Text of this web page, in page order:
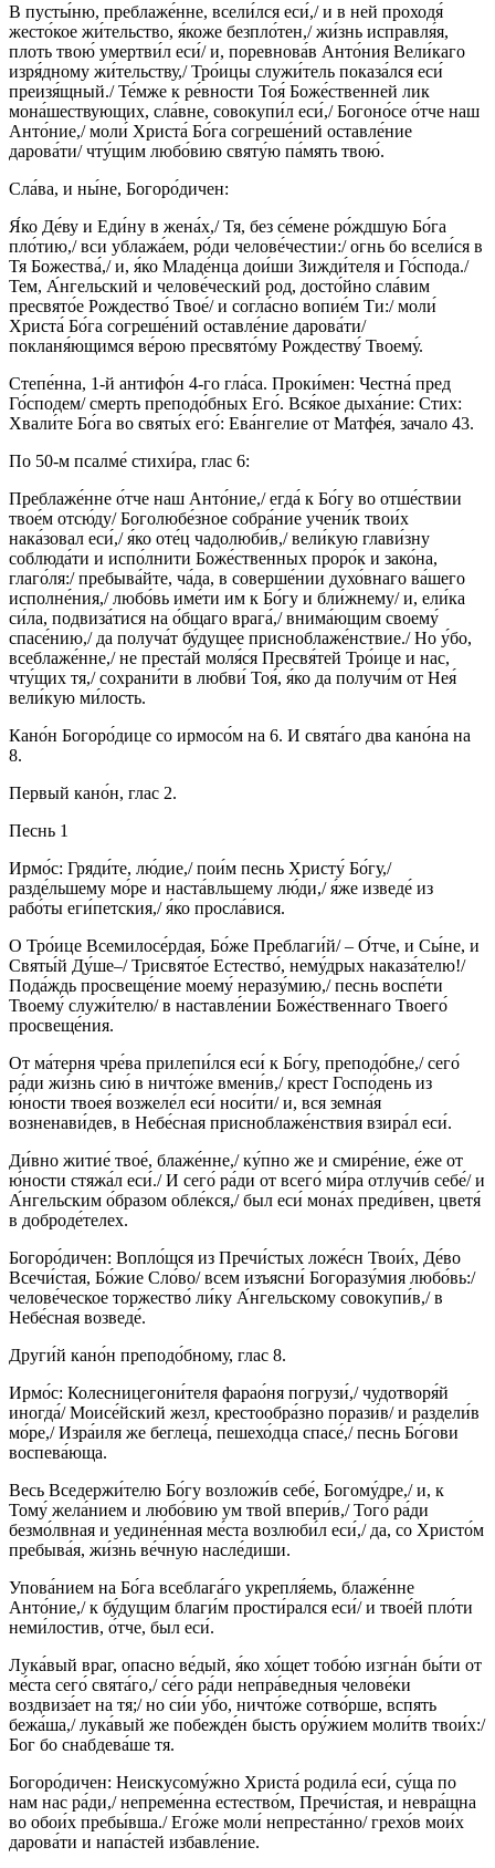
В пусты́ню, преблаже́нне, всели́лся еси́,/ и в ней проходя́
жесто́кое жи́тельство, я́коже безпло́тен,/ жи́знь исправля́я,
плоть твою́ умертви́л еси́/ и, поревнова́в Анто́ния Вели́каго
изря́дному жи́тельству,/ Тро́ицы служи́тель показа́лся еси́
преизя́щный./ Те́мже к ре́вности Тоя́ Боже́ственней лик
мона́шествующих, сла́вне, совокупи́л еси́,/ Богоно́се о́тче наш
Анто́ние,/ моли́ Христа́ Бо́га согреше́ний оставле́ние
дарова́ти/ чту́щим любо́вию святу́ю па́мять твою́.
Сла́ва, и ны́не, Богоро́дичен:
Я́ко Де́ву и Еди́ну в жена́х,/ Тя, без се́мене ро́ждшую Бо́га
пло́тию,/ вси ублажа́ем, ро́ди челове́честии:/ огнь бо всели́ся в
Тя Божества́,/ и, я́ко Младе́нца дои́ши Зижди́теля и Го́спода./
Тем, А́нгельский и челове́ческий род, досто́йно сла́вим
пресвято́е Рождество́ Твое́/ и согла́сно вопие́м Ти:/ моли́
Христа́ Бо́га согреше́ний оставле́ние дарова́ти/
покланя́ющимся ве́рою пресвято́му Рождеству́ Твоему́.
Степе́нна, 1-й антифо́н 4-го гла́са. Проки́мен: Честна́ пред
Го́сподем/ смерть преподо́бных Его́. Вся́кое дыха́ние: Стих:
Хвали́те Бо́га во святы́х его́: Ева́нгелие от Матфе́я, зачало 43.
По 50-м псалме́ стихи́ра, глас 6:
Преблаже́нне о́тче наш Анто́ние,/ егда́ к Бо́гу во отше́ствии
твое́м отсю́ду/ Боголюбе́зное собра́ние учени́к твои́х
нака́зовал еси́,/ я́ко оте́ц чадолюби́в,/ вели́кую глави́зну
соблюда́ти и испо́лнити Боже́ственных проро́к и зако́на,
глаго́ля:/ пребыва́йте, ча́да, в соверше́нии духо́внаго ва́шего
исполне́ния,/ любо́вь име́ти им к Бо́гу и бли́жнему/ и, ели́ка
си́ла, подвиза́тися на о́бщаго врага́,/ внима́ющим своему́
спасе́нию,/ да получа́т бу́дущее присноблаже́нствие./ Но у́бо,
всеблаже́нне,/ не преста́й моля́ся Пресвя́тей Тро́ице и нас,
чту́щих тя,/ сохрани́ти в любви́ Тоя́, я́ко да получи́м от Нея́
вели́кую ми́лость.
Кано́н Богоро́дице со ирмосо́м на 6. И свята́го два кано́на на
8.
Первый кано́н, глас 2.
Песнь 1
Ирмо́с: Гряди́те, лю́дие,/ пои́м песнь Христу́ Бо́гу,/
разде́льшему мо́ре и наста́вльшему лю́ди,/ я́же изведе́ из
рабо́ты еги́петския,/ я́ко просла́вися.
О Тро́ице Всемилосе́рдая, Бо́же Преблаги́й/ – О́тче, и Сы́не, и
Святы́й Ду́ше–/ Трисвято́е Естество́, нему́дрых наказа́телю!/
Пода́ждь просвеще́ние моему́ неразу́мию,/ песнь воспе́ти
Твоему́ служи́телю/ в наставле́нии Боже́ственнаго Твоего́
просвеще́ния.
От ма́терня чре́ва прилепи́лся еси́ к Бо́гу, преподо́бне,/ сего́
ра́ди жи́знь сию́ в ничто́же вмени́в,/ крест Госпо́день из
ю́ности твоея́ возжеле́л еси́ носи́ти/ и, вся земна́я
возненави́дев, в Небе́сная присноблаже́нствия взира́л еси́.
Ди́вно житие́ твое́, блаже́нне,/ ку́пно же и смире́ние, е́же от
ю́ности стяжа́л еси́./ И сего́ ра́ди от всего́ ми́ра отлучи́в себе́/ и
А́нгельским о́бразом обле́кся,/ был еси́ мона́х преди́вен, цветя́
в доброде́телех.
Богоро́дичен: Вопло́щся из Пречи́стых ложе́сн Твои́х, Де́во
Всечи́стая, Бо́жие Сло́во/ всем изъясни́ Богоразу́мия любо́вь:/
челове́ческое торжество́ ли́ку А́нгельскому совокупи́в,/ в
Небе́сная возведе́.
Други́й кано́н преподо́бному, глас 8.
Ирмо́с: Колесницегони́теля фарао́ня погрузи́,/ чудотворя́й
иногда́/ Моисе́йский жезл, крестообра́зно порази́в/ и раздели́в
мо́ре,/ Изра́иля же беглеца́, пешехо́дца спасе́,/ песнь Бо́гови
воспева́юща.
Весь Вседержи́телю Бо́гу возложи́в себе́, Богому́дре,/ и, к
Тому́ жела́нием и любо́вию ум твой впери́в,/ Того́ ра́ди
безмо́лвная и уедине́нная ме́ста возлюби́л еси́,/ да, со Христо́м
пребыва́я, жи́знь ве́чную насле́диши.
Упова́нием на Бо́га всеблага́го укрепля́емь, блаже́нне
Анто́ние,/ к бу́дущим благи́м прости́рался еси́/ и твое́й пло́ти
неми́лостив, о́тче, был еси́.
Лука́вый враг, опасно ве́дый, я́ко хо́щет тобо́ю изгна́н бы́ти от
ме́ста сего́ свята́го,/ се́го ра́ди непра́ведныя челове́ки
воздвиза́ет на тя;/ но си́и у́бо, ничто́же сотво́рше, вспять
бежа́ша,/ лука́вый же побежде́н бысть ору́жием моли́тв твои́х:/
Бог бо снабдева́ше тя.
Богоро́дичен: Неискусому́жно Христа́ родила́ еси́, су́ща по
нам нас ра́ди,/ непреме́нна естество́м, Пречи́стая, и невра́щна
во обои́х пребы́вша./ Его́же моли́ непреста́нно/ грехо́в мои́х
дарова́ти и напа́стей избавле́ние.